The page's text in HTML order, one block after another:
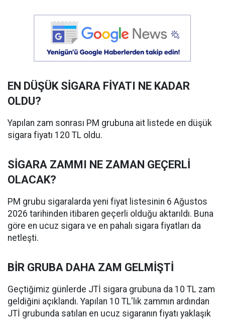
EN DÜŞÜK SİGARA FİYATI NE KADAR
OLDU?
Yapılan zam sonrası PM grubuna ait listede en düşük
sigara fiyatı 120 TL oldu.
SİGARA ZAMMI NE ZAMAN GEÇERLİ
OLACAK?
PM grubu sigaralarda yeni fiyat listesinin 6 Ağustos
2026 tarihinden itibaren geçerli olduğu aktarıldı. Buna
göre en ucuz sigara ve en pahalı sigara fiyatları da
netleşti.
BİR GRUBA DAHA ZAM GELMİŞTİ
Geçtiğimiz günlerde JTİ sigara grubuna da 10 TL zam
geldiğini açıklandı. Yapılan 10 TL'lik zammın ardından
JTİ grubunda satılan en ucuz sigaranın fiyatı yaklaşık